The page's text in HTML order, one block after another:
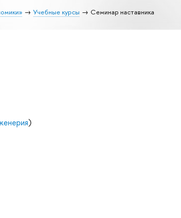
Учебные курсы Семинар наставника
)